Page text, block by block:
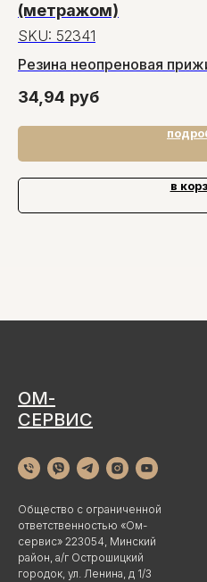
(метражом)
SKU: 52341
Резина неопреновая
34,94 руб
в
ОМ-
СЕРВИС
Общество с ограниченной
ответственностью «Ом-
сервис» 223054, Минский
район, а/г Острошицкий
городок, ул. Ленина, д 1/3